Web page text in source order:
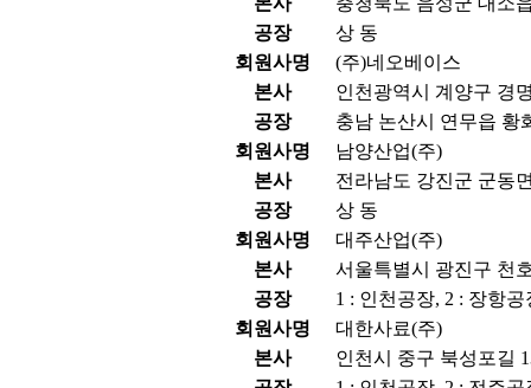
공장
상 동
회원사명
(주)네오베이스
본사
인천광역시 계양구 경
공장
충남 논산시 연무읍 황
회원사명
남양산업(주)
본사
전라남도 강진군 군동
공장
상 동
회원사명
대주산업(주)
본사
서울특별시 광진구 천
공장
1 : 인천공장, 2 : 장항공
회원사명
대한사료(주)
본사
인천시 중구 북성포길